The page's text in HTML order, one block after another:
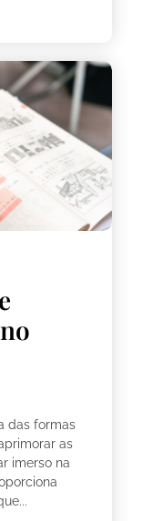
das formas
as
imerso na